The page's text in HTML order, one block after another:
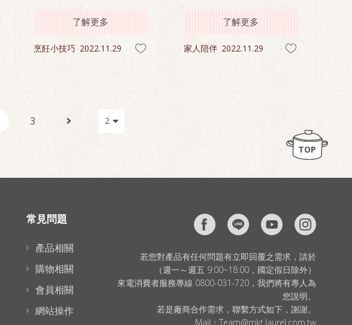
吃?獻上省時快速又美味的美
了解更多
烹飪小技巧 2022.11.29
辦？可別窩在家各自做各自
的事，不只無趣，日子久了
還會讓人忘了怎麼跟家人好
好互動交流。
了解更多
家人陪伴 2022.11.29
3
TOP
常見問題
產品相關
購物相關
會員相關
網站操作
若您對產品有任何問題有立即回覆之需求，請於
（週一～週五 9:00~18:00，國定假日除外）
來電消費者服務專線 0800-031-720，我們將有專人為
您說明。
若是廠商合作需求，聯繫方式如下，謝謝。
Mail： Team@mkt.laurel.com.tw